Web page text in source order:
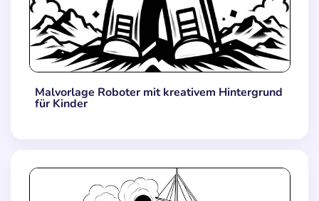
Malvorlage Roboter mit kreativem Hintergrund
für Kinder